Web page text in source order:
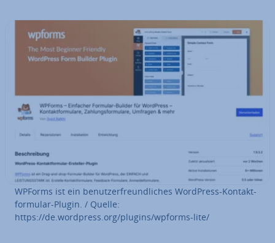
WPForms ist ein be­nut­zer­freund­li­ches WordPress-Kon­takt­
for­mu­lar-Plugin. / Quelle:
https://de.wordpress.org/plugins/wpforms-lite/